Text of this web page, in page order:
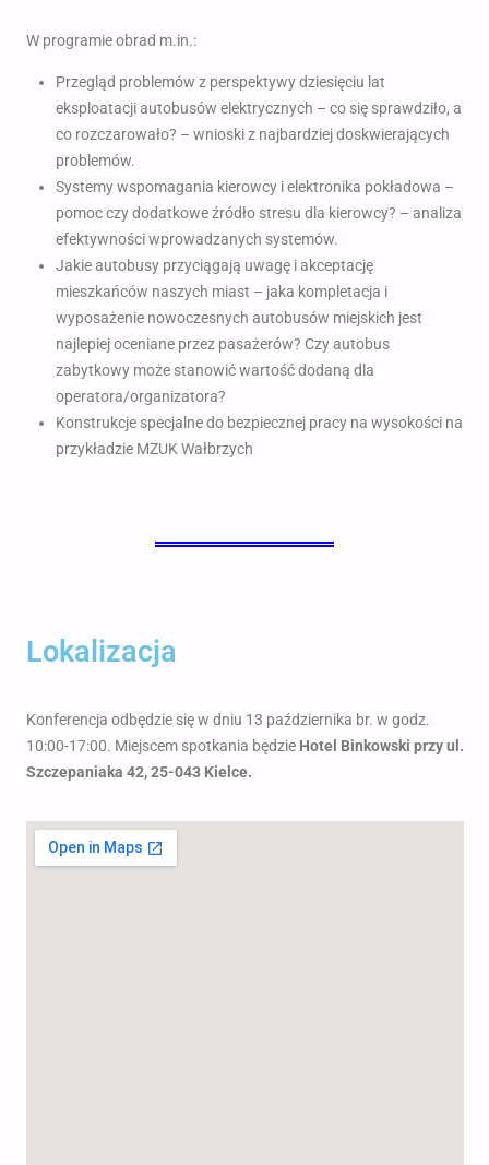
W programie obrad m.in.:
Przegląd problemów z perspektywy dziesięciu lat
eksploatacji autobusów elektrycznych – co się sprawdziło, a
co rozczarowało? – wnioski z najbardziej doskwierających
problemów.
Systemy wspomagania kierowcy i elektronika pokładowa –
pomoc czy dodatkowe źródło stresu dla kierowcy? – analiza
efektywności wprowadzanych systemów.
Jakie autobusy przyciągają uwagę i akceptację
mieszkańców naszych miast – jaka kompletacja i
wyposażenie nowoczesnych autobusów miejskich jest
najlepiej oceniane przez pasażerów? Czy autobus
zabytkowy może stanowić wartość dodaną dla
operatora/organizatora?
Konstrukcje specjalne do bezpiecznej pracy na wysokości na
przykładzie MZUK Wałbrzych
Lokalizacja
Konferencja odbędzie się w dniu 13 października br. w godz.
10:00-17:00. Miejscem spotkania będzie Hotel Binkowski przy ul.
Szczepaniaka 42, 25-043 Kielce.